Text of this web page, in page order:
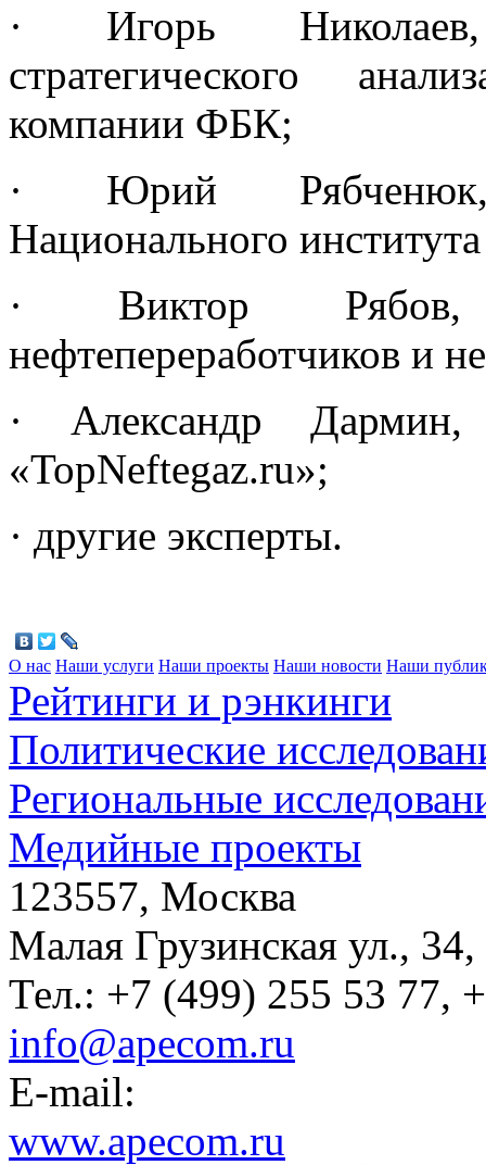
· Игорь Николаев,
стратегического
компании ФБК;
· Юрий Рябченюк,
Национального
· Виктор Рябов,
нефтепереработчиков и
· Александр Дармин,
«TopNeftegaz.ru»;
· другие эксперты.
О нас Наши услуги Наши проекты Наши новости Наши
Рейтинги и рэнкинги
Политические
Региональные
Медийные проекты
123557, Москва
Малая Грузинская ул.,
Тел.: +7 (499) 255 53 77,
info@apecom.ru
E-mail:
www.apecom.ru